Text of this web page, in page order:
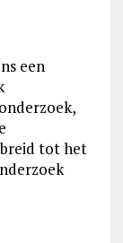
een
tot het